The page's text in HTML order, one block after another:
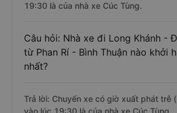
19:30 là của nhà xe Cúc Tùng.
Câu hỏi: Nhà xe đi Long Khánh -
từ Phan Rí - Bình Thuận nào khởi
nhất?
Trả lời: Chuyến xe có giờ xuất phát trễ
vào lúc 19:30 là của nhà xe Cúc Tùng.